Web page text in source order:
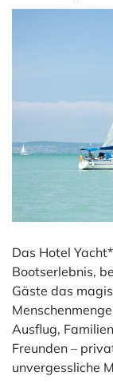
Das Hotel
Bootserlebnis,
Gäste das
Ausflug,
Freunden –
unvergessliche